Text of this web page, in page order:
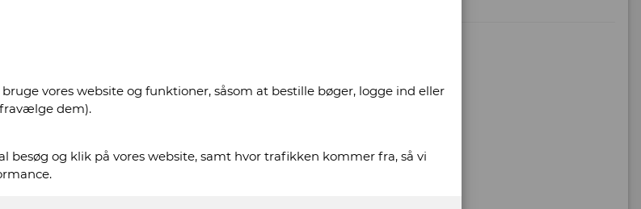
Als.Antikvariat/
vores website og funktioner, såsom at bestille bøger, logge ind eller
dem).
besøg og klik på vores website, samt hvor trafikken kommer fra, så vi